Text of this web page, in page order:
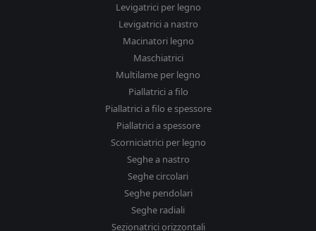
Levigatrici per legno
Levigatrici a nastro
Macinatori legno
Maschiatrici
Multilame per legno
Piallatrici a filo
Piallatrici a filo e spessore
Piallatrici a spessore
Scorniciatrici per legno
Seghe a nastro
Seghe circolari
Seghe pendolari
Seghe radiali
Sezionatrici orizzontali